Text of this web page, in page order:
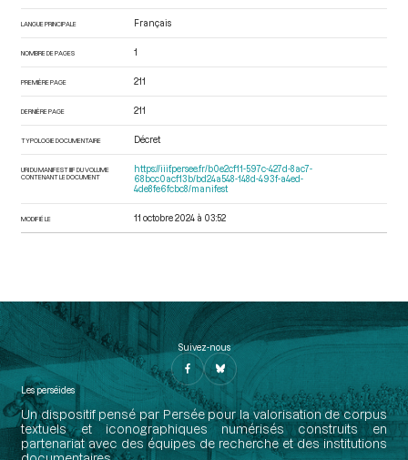
LANGUE PRINCIPALE Français
NOMBRE DE PAGES 1
PREMIÈRE PAGE 211
DERNIÈRE PAGE 211
TYPOLOGIE DOCUMENTAIRE Décret
URI DU MANIFEST IIIF DU VOLUME
CONTENANT LE DOCUMENT
https://iiif.persee.fr/b0e2cf11-597c-427d-8ac7-
68bcc0acf13b/bd24a548-148d-493f-a4ed-
4de8fe6fcbc8/manifest
MODIFIÉ LE 11 octobre 2024 à 03:52
Suivez-nous
Les perséides
Un dispositif pensé par Persée pour la valorisation de corpus
textuels et iconographiques numérisés construits en
partenariat avec des équipes de recherche et des institutions